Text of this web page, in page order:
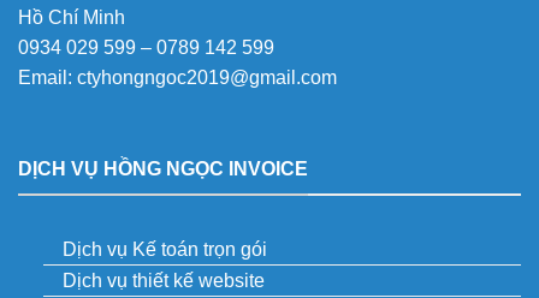
Hồ Chí Minh
0934 029 599 – 0789 142 599
Email: ctyhongngoc2019@gmail.com
DỊCH VỤ HỒNG NGỌC INVOICE
Dịch vụ Kế toán trọn gói
Dịch vụ thiết kế website